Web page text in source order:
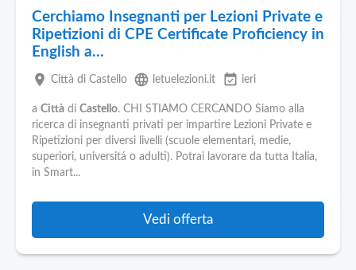
Cerchiamo Insegnanti per Lezioni Private e
Ripetizioni di CPE Certificate Proficiency in
English a...
place Città di Castello language letuelezioni.it event_available ieri
a Città di Castello. CHI STIAMO CERCANDO Siamo alla
ricerca di insegnanti privati per impartire Lezioni Private e
Ripetizioni per diversi livelli (scuole elementari, medie,
superiori, universitá o adulti). Potrai lavorare da tutta Italia,
in Smart...
Vedi offerta